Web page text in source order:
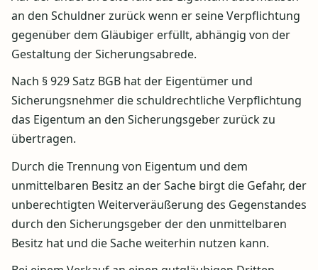
an den Schuldner zurück wenn er seine Verpflichtung
gegenüber dem Gläubiger erfüllt, abhängig von der
Gestaltung der Sicherungsabrede.
Nach § 929 Satz BGB hat der Eigentümer und
Sicherungsnehmer die schuldrechtliche Verpflichtung
das Eigentum an den Sicherungsgeber zurück zu
übertragen.
Durch die Trennung von Eigentum und dem
unmittelbaren Besitz an der Sache birgt die Gefahr, der
unberechtigten Weiterveräußerung des Gegenstandes
durch den Sicherungsgeber der den unmittelbaren
Besitz hat und die Sache weiterhin nutzen kann.